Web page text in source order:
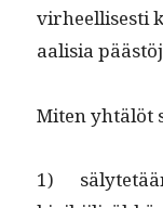
virheel­lis­es­ti
aal­isia
Miten yhtälöt
1)